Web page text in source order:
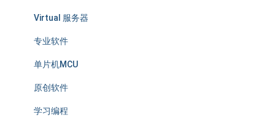
Virtual 服务器
专业软件
单片机MCU
原创软件
学习编程